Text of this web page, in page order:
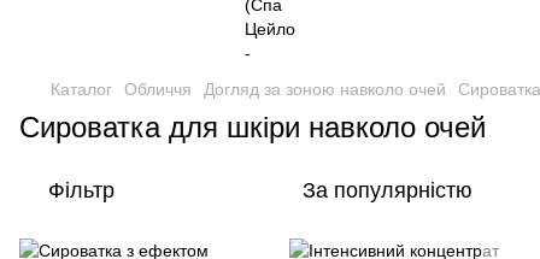
Каталог Обличчя Догляд за зоною навколо очей
Cироватка для шкіри навколо очей
Фільтр За популярністю